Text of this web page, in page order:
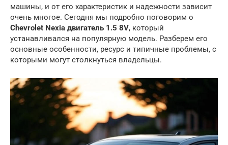
машины, и от его характеристик и надежности зависит
очень многое. Сегодня мы подробно поговорим о
Chevrolet Nexia двигатель 1.5 8V, который
устанавливался на популярную модель. Разберем его
основные особенности, ресурс и типичные проблемы, с
которыми могут столкнуться владельцы.